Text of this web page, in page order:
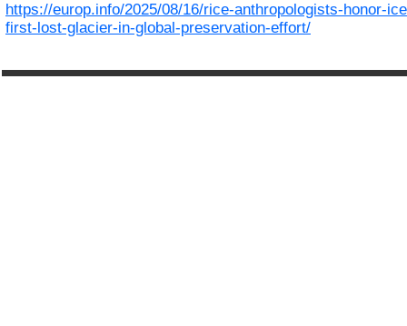
https://europ.info/2025/08/16/rice-anthropologists-honor-
first-lost-glacier-in-global-preservation-effort/